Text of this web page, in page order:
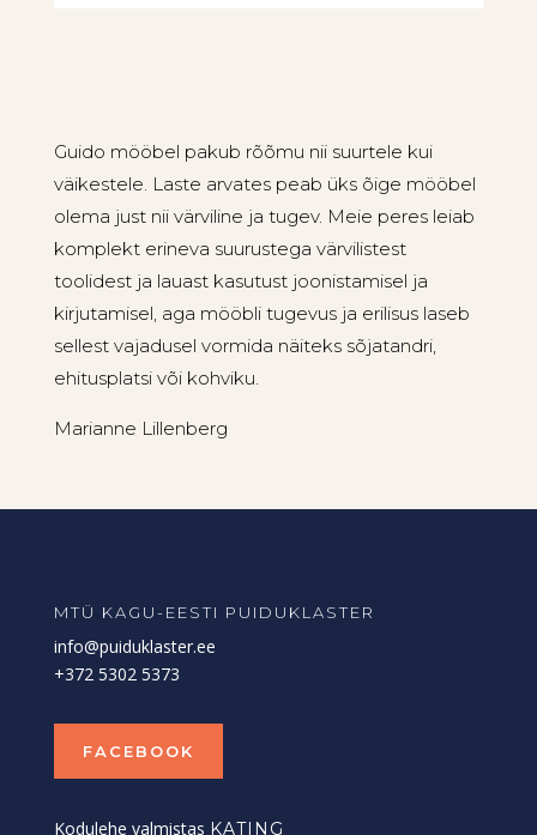
Guido mööbel pakub rõõmu nii suurtele kui
väikestele. Laste arvates peab üks õige mööbel
olema just nii värviline ja tugev. Meie peres leiab
komplekt erineva suurustega värvilistest
toolidest ja lauast kasutust joonistamisel ja
kirjutamisel, aga mööbli tugevus ja erilisus laseb
sellest vajadusel vormida näiteks sõjatandri,
ehitusplatsi või kohviku.
Marianne Lillenberg
MTÜ KAGU-EESTI PUIDUKLASTER
info@puiduklaster.ee
+372 5302 5373
FACEBOOK
Kodulehe valmistas KATING